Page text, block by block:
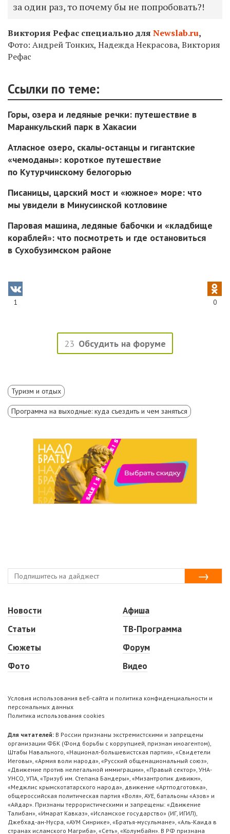
за один раз, то почему бы не попробовать?!
Виктория Рефас специально для Newslab.ru,
Фото: Андрей Тонких, Надежда Некрасова, Виктория
Рефас
Ссылки по теме:
Горы, озера и ледяные речки: путешествие в
Маранкульский парк в Хакасии
Атласное озеро, скалы-останцы и гигантские
«чемоданы»: короткое путешествие
по Кутурчинскому белогорью
Писаницы, царский мост и «южное» море: что
мы увидели в Минусинской котловине
Паровая машина, ледяные бабочки и «кладбище
кораблей»: что посмотреть и где остановиться
в Сухобузимском районе
1 0
23 Обсудить на форуме
Туризм и отдых
Программа на выходные: куда съездить и чем заняться
Новости
Статьи
Сюжеты
Фото
Афиша
ТВ-Программа
Форум
Видео
Условия использования веб-сайта и политика конфиденциальности и
персональных данных
Политика использования cookies
Для читателей: В России признаны экстремистскими и запрещены
организации ФБК (Фонд борьбы с коррупцией, признан иноагентом),
Штабы Навального, «Национал-большевистская партия», «Свидетели
Иеговы», «Армия воли народа», «Русский общенациональный союз»,
«Движение против нелегальной иммиграции», «Правый сектор», УНА-
УНСО, УПА, «Тризуб им. Степана Бандеры», «Мизантропик дивижн»,
«Меджлис крымскотатарского народа», движение «Артподготовка»,
общероссийская политическая партия «Воля», АУЕ, батальоны «Азов» и
«Айдар». Признаны террористическими и запрещены: «Движение
Талибан», «Имарат Кавказ», «Исламское государство» (ИГ, ИГИЛ),
Джебхад-ан-Нусра, «АУМ Синрике», «Братья-мусульмане», «Аль-Каида в
странах исламского Магриба», «Сеть», «Колумбайн». В РФ признана